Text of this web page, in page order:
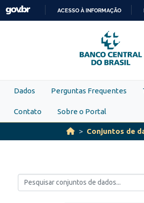
Skip to main content
PARA
O
CONTEÚDO
ACESSO À INFORMAÇÃO
Dados Perguntas Frequentes
Contato Sobre o Portal
Conjuntos de